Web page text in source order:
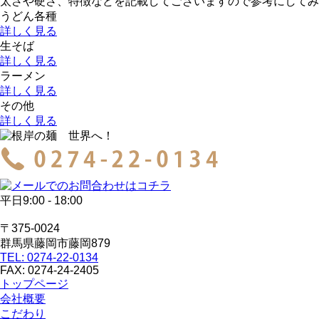
うどん各種
詳しく見る
生そば
詳しく見る
ラーメン
詳しく見る
その他
詳しく見る
平日9:00 - 18:00
〒375-0024
群馬県藤岡市藤岡879
TEL: 0274-22-0134
FAX: 0274-24-2405
トップページ
会社概要
こだわり